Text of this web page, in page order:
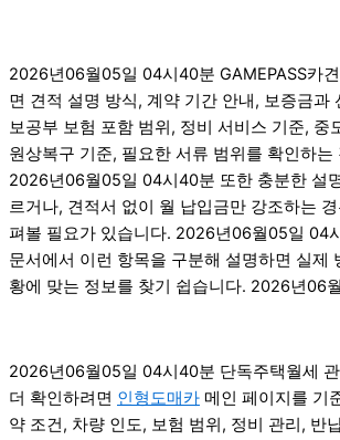
2026년06월05일 04시40분 GAMEPASS카
면 견적 설명 방식, 계약 기간 안내, 보증금과
보공부 보험 포함 범위, 정비 서비스 기준, 중
원상복구 기준, 필요한 서류 범위를 확인하는
2026년06월05일 04시40분 또한 충분한 설
르거나, 견적서 없이 월 납입금만 강조하는
펴볼 필요가 있습니다. 2026년06월05일 04
문서에서 이런 항목을 구분해 설명하면 실제
황에 맞는 정보를 찾기 쉽습니다. 2026년06
2026년06월05일 04시40분 단독주택월세
더 확인하려면 인형도매카 메인 페이지를 기
약 조건, 차량 인도, 보험 범위, 정비 관리, 반